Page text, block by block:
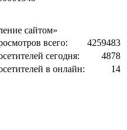
сайтом»
всего:
4259483
сегодня:
4878
в онлайн:
14